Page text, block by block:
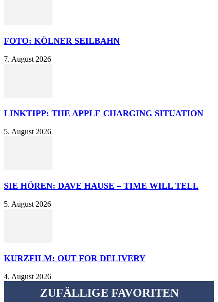
FOTO: KÖLNER SEILBAHN
7. August 2026
LINKTIPP: THE APPLE CHARGING SITUATION
5. August 2026
SIE HÖREN: DAVE HAUSE – TIME WILL TELL
5. August 2026
KURZFILM: OUT FOR DELIVERY
4. August 2026
ZUFÄLLIGE FAVORITEN